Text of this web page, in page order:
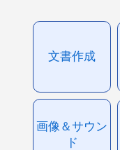
文書作成
画像＆サウン
ド